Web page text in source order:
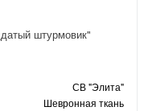
штурмовик"
СВ "Элита"
Шевронная ткань